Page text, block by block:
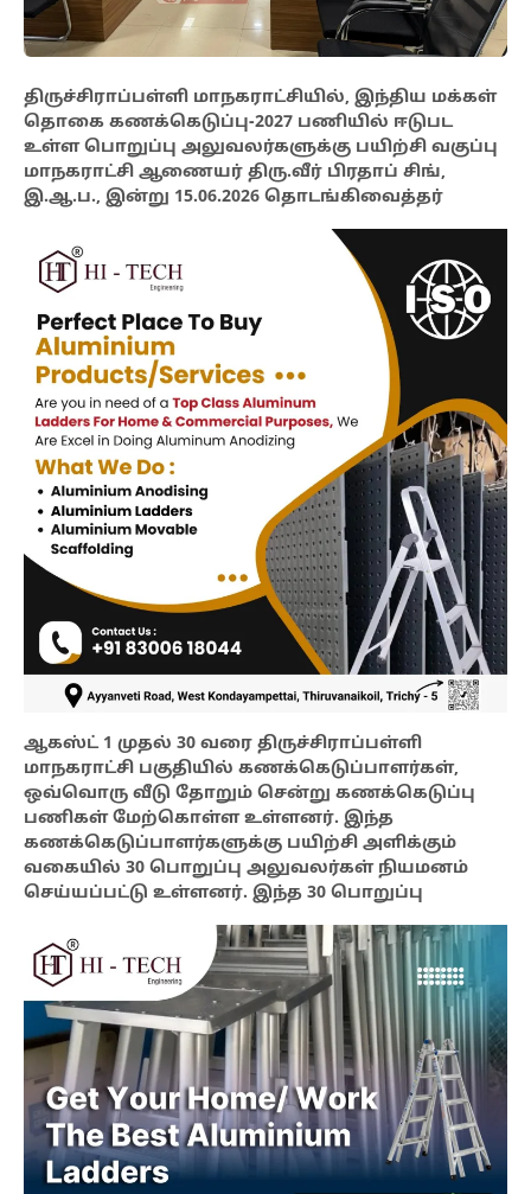
திருச்சிராப்பள்ளி மாநகராட்சியில், இந்திய மக்கள்
தொகை கணக்கெடுப்பு-2027 பணியில் ஈடுபட
உள்ள பொறுப்பு அலுவலர்களுக்கு பயிற்சி வகுப்பு
மாநகராட்சி ஆணையர் திரு.வீர் பிரதாப் சிங்,
இ.ஆ.ப., இன்று 15.06.2026 தொடங்கிவைத்தர்
ஆகஸ்ட் 1 முதல் 30 வரை திருச்சிராப்பள்ளி
மாநகராட்சி பகுதியில் கணக்கெடுப்பாளர்கள்,
ஒவ்வொரு வீடு தோறும் சென்று கணக்கெடுப்பு
பணிகள் மேற்கொள்ள உள்ளனர். இந்த
கணக்கெடுப்பாளர்களுக்கு பயிற்சி அளிக்கும்
வகையில் 30 பொறுப்பு அலுவலர்கள் நியமனம்
செய்யப்பட்டு உள்ளனர். இந்த 30 பொறுப்பு